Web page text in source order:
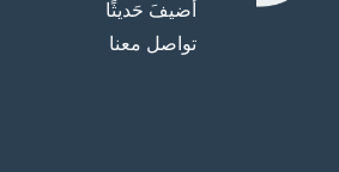
أُضيفَ حَديثًا
تواصل معنا